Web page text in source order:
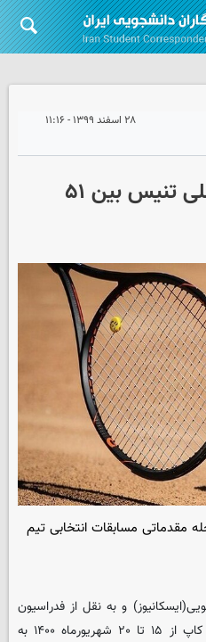
۲۸ اسفند ۱۳۹۹ - ۱۱:۱۶
برگزاری انتخابی تیم ملی تنیس بین ۵۱
مقدماتی مسابقات انتخابی تیم
و به نقل از فدراسیون
تنیس؛ رقابت های تنیس دیویس کاپ از ۱۵ تا ۲۰ شهریورماه ۱۴۰۰ به